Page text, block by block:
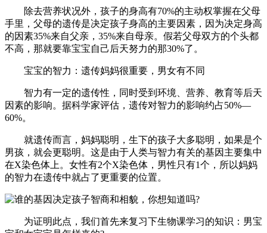
除去营养状况外，孩子的身高有70%的主动权掌握在父母
手里，父母的遗传是决定孩子身高的主要因素，因为决定身高
的因素35%来自父亲，35%来自母亲。假若父母双方的个头都
不高，那就要靠宝宝自己后天努力的那30%了。
宝宝的智力：遗传妈妈很重要，男女有不同
智力有一定的遗传性，同时受到环境、营养、教育等后天
因素的影响。据科学家评估，遗传对智力的影响约占50%—
60%。
就遗传而言，妈妈聪明，生下的孩子大多聪明，如果是个
男孩，就会更聪明。这是由于人类与智力有关的基因主要集中
在X染色体上。女性有2个X染色体，男性只有1个，所以妈妈
的智力在遗传中就占了更重要的位置。
为证明此点，我们首先来复习下生物课学习的知识：男宝